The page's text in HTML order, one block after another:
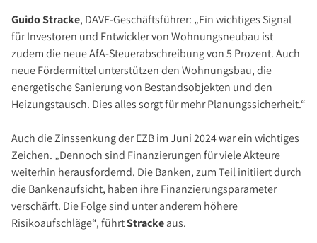
Guido Stracke, DAVE-Geschäftsführer: „Ein wichtiges Signal
für Investoren und Entwickler von Wohnungsneubau ist
zudem die neue AfA-Steuerabschreibung von 5 Prozent. Auch
neue Fördermittel unterstützen den Wohnungsbau, die
energetische Sanierung von Bestandsobjekten und den
Heizungstausch. Dies alles sorgt für mehr Planungssicherheit.“
Auch die Zinssenkung der EZB im Juni 2024 war ein wichtiges
Zeichen. „Dennoch sind Finanzierungen für viele Akteure
weiterhin herausfordernd. Die Banken, zum Teil initiiert durch
die Bankenaufsicht, haben ihre Finanzierungsparameter
verschärft. Die Folge sind unter anderem höhere
Risikoaufschläge“, führtStrackeaus.